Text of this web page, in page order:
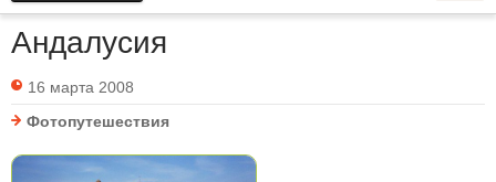
Андалусия
16 марта 2008
Фотопутешествия